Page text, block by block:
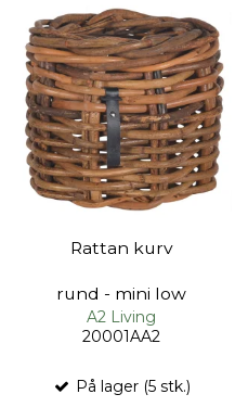
Rattan kurv
rund - mini low
A2 Living
20001AA2
På lager (5 stk.)